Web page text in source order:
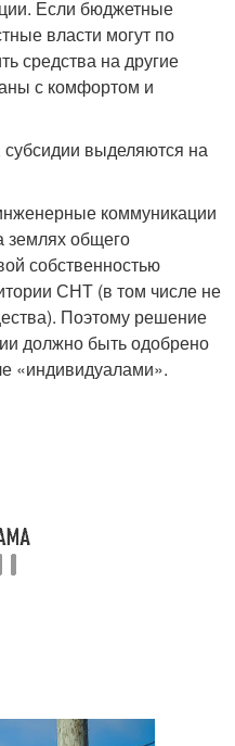
Если бюджетные
власти могут по
средства на другие
с комфортом и
выделяются на
коммуникации
землях общего
собственностью
СНТ (в том числе не
Поэтому решение
должно быть одобрено
«индивидуалами».